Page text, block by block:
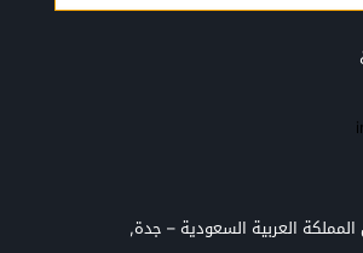
العربية السعودية – جدة,